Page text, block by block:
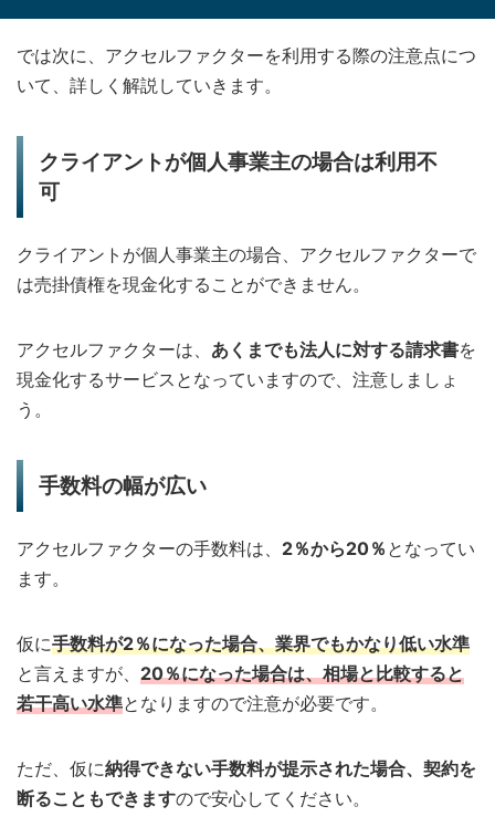
では次に、アクセルファクターを利用する際の注意点につ
いて、詳しく解説していきます。
クライアントが個人事業主の場合は利用不
可
クライアントが個人事業主の場合、アクセルファクターで
は売掛債権を現金化することができません。
アクセルファクターは、 あくまでも法人に対する請求書を
現金化するサービスとなっていますので、注意しましょ
う。
手数料の幅が広い
アクセルファクターの手数料は、 2％から20％ となってい
ます。
仮に手数料が2％になった場合、業界でもかなり低い水準
と言えますが、 20％になった場合は、相場と比較すると
若干高い水準となりますので注意が必要です。
ただ、仮に納得できない手数料が提示された場合、契約を
断ることもできますので安心してください。